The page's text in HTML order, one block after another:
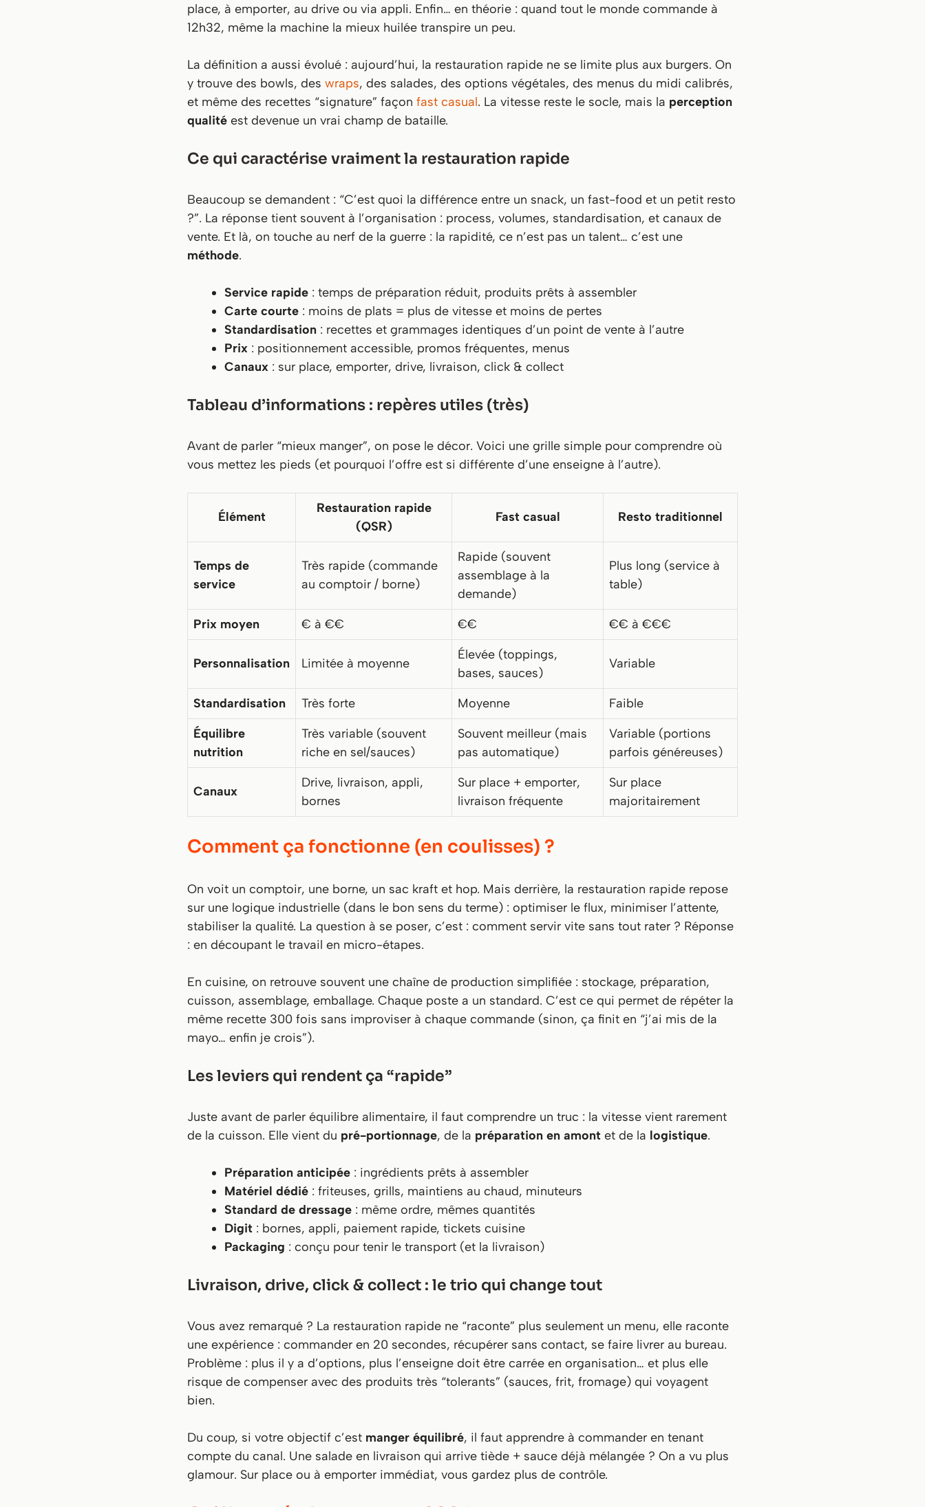
place, à emporter, au drive ou via appli. Enfin… en théorie : quand tout le monde commande à
12h32, même la machine la mieux huilée transpire un peu.
La définition a aussi évolué : aujourd’hui, la restauration rapide ne se limite plus aux burgers. On
y trouve des bowls, des wraps, des salades, des options végétales, des menus du midi calibrés,
et même des recettes “signature” façon fast casual. La vitesse reste le socle, mais la perception
qualité est devenue un vrai champ de bataille.
Ce qui caractérise vraiment la restauration rapide
Beaucoup se demandent : “C’est quoi la différence entre un snack, un fast-food et un petit resto
?”. La réponse tient souvent à l’organisation : process, volumes, standardisation, et canaux de
vente. Et là, on touche au nerf de la guerre : la rapidité, ce n’est pas un talent… c’est une
méthode.
Service rapide : temps de préparation réduit, produits prêts à assembler
Carte courte : moins de plats = plus de vitesse et moins de pertes
Standardisation : recettes et grammages identiques d’un point de vente à l’autre
Prix : positionnement accessible, promos fréquentes, menus
Canaux : sur place, emporter, drive, livraison, click & collect
Tableau d’informations : repères utiles (très)
Avant de parler “mieux manger”, on pose le décor. Voici une grille simple pour comprendre où
vous mettez les pieds (et pourquoi l’offre est si différente d’une enseigne à l’autre).
Élément
Restauration rapide
(QSR)
Fast casual Resto traditionnel
Temps de
service
Très rapide (commande
au comptoir / borne)
Rapide (souvent
assemblage à la
demande)
Plus long (service à
table)
Prix moyen € à €€ €€ €€ à €€€
Personnalisation Limitée à moyenne
Élevée (toppings,
bases, sauces)
Variable
Standardisation Très forte Moyenne
Faible
Équilibre
nutrition
Très variable (souvent
riche en sel/sauces)
Souvent meilleur (mais
pas automatique)
Variable (portions
parfois généreuses)
Canaux
Drive, livraison, appli,
bornes
Sur place + emporter,
livraison fréquente
Sur place
majoritairement
Comment ça fonctionne (en coulisses) ?
On voit un comptoir, une borne, un sac kraft et hop. Mais derrière, la restauration rapide repose
sur une logique industrielle (dans le bon sens du terme) : optimiser le flux, minimiser l’attente,
stabiliser la qualité. La question à se poser, c’est : comment servir vite sans tout rater ? Réponse
: en découpant le travail en micro-étapes.
En cuisine, on retrouve souvent une chaîne de production simplifiée : stockage, préparation,
cuisson, assemblage, emballage. Chaque poste a un standard. C’est ce qui permet de répéter la
même recette 300 fois sans improviser à chaque commande (sinon, ça finit en “j’ai mis de la
mayo… enfin je crois”).
Les leviers qui rendent ça “rapide”
Juste avant de parler équilibre alimentaire, il faut comprendre un truc : la vitesse vient rarement
de la cuisson. Elle vient du pré-portionnage, de la préparation en amont et de la logistique.
Préparation anticipée : ingrédients prêts à assembler
Matériel dédié : friteuses, grills, maintiens au chaud, minuteurs
Standard de dressage : même ordre, mêmes quantités
Digit : bornes, appli, paiement rapide, tickets cuisine
Packaging : conçu pour tenir le transport (et la livraison)
Livraison, drive, click & collect : le trio qui change tout
Vous avez remarqué ? La restauration rapide ne “raconte” plus seulement un menu, elle raconte
une expérience : commander en 20 secondes, récupérer sans contact, se faire livrer au bureau.
Problème : plus il y a d’options, plus l’enseigne doit être carrée en organisation… et plus elle
risque de compenser avec des produits très “tolerants” (sauces, frit, fromage) qui voyagent
bien.
Du coup, si votre objectif c’est manger équilibré, il faut apprendre à commander en tenant
compte du canal. Une salade en livraison qui arrive tiède + sauce déjà mélangée ? On a vu plus
glamour. Sur place ou à emporter immédiat, vous gardez plus de contrôle.